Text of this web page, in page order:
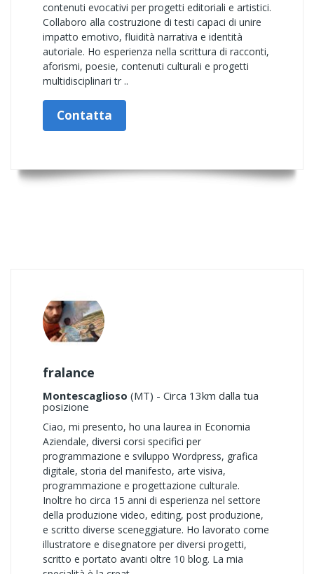
contenuti evocativi per progetti editoriali e artistici.
Collaboro alla costruzione di testi capaci di unire
impatto emotivo, fluidità narrativa e identità
autoriale. Ho esperienza nella scrittura di racconti,
aforismi, poesie, contenuti culturali e progetti
multidisciplinari tr ..
Contatta
fralance
Montescaglioso (MT) - Circa 13km dalla tua
posizione
Ciao, mi presento, ho una laurea in Economia
Aziendale, diversi corsi specifici per
programmazione e sviluppo Wordpress, grafica
digitale, storia del manifesto, arte visiva,
programmazione e progettazione culturale.
Inoltre ho circa 15 anni di esperienza nel settore
della produzione video, editing, post produzione,
e scritto diverse sceneggiature. Ho lavorato come
illustratore e disegnatore per diversi progetti,
scritto e portato avanti oltre 10 blog. La mia